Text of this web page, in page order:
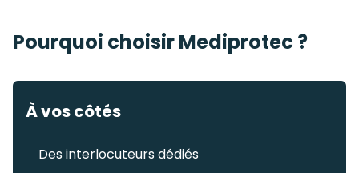
Pourquoi choisir Mediprotec ?
À vos côtés
Des interlocuteurs dédiés